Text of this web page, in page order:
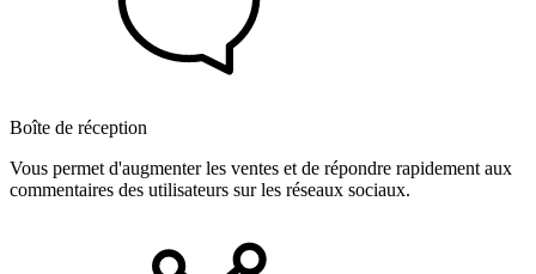
Boîte de réception
Vous permet d'augmenter les ventes et de répondre rapidement aux
commentaires des utilisateurs sur les réseaux sociaux.